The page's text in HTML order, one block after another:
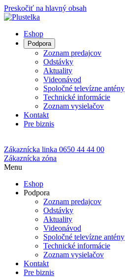
Preskočiť na hlavný obsah
Eshop
Podpora
Zoznam predajcov
Odstávky
Aktuality
Videonávod
Spoločné televízne antény
Technické informácie
Zoznam vysielačov
Kontakt
Pre biznis
Zákaznícka linka 0650 44 44 00
Zákaznícka zóna
Menu
Eshop
Podpora
Zoznam predajcov
Odstávky
Aktuality
Videonávod
Spoločné televízne antény
Technické informácie
Zoznam vysielačov
Kontakt
Pre biznis